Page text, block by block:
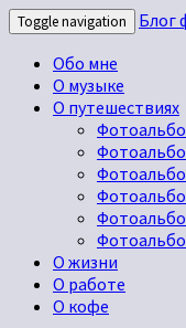
Toggle navigation
Блог
Обо мне
О музыке
О путешествиях
О жизни
О работе
О кофе